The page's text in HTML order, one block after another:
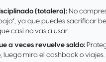
(totalero): No
ya que puedes sacrificar
casi no vas a usar.
a veces revuelve saldo:
luego mira el cashback o viajes.